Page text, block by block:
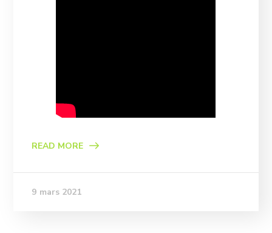
READ MORE
9 mars 2021